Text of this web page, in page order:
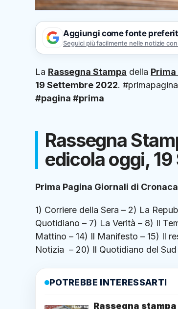
Aggiungi come fonte
Seguici più facilmente nelle notizie
La Rassegna Stampa della Prima
19 Settembre 2022.
#pagina #prima
Rassegna
edicola oggi,
Prima Pagina Giornali di
1) Corriere della Sera – 2) La
Quotidiano – 7) La Verità – 8) Il
Mattino – 14) Il Manifesto – 15) Il
Notizia – 20) Il Quotidiano del Sud
POTREBBE INTERESSARTI
Rassegna